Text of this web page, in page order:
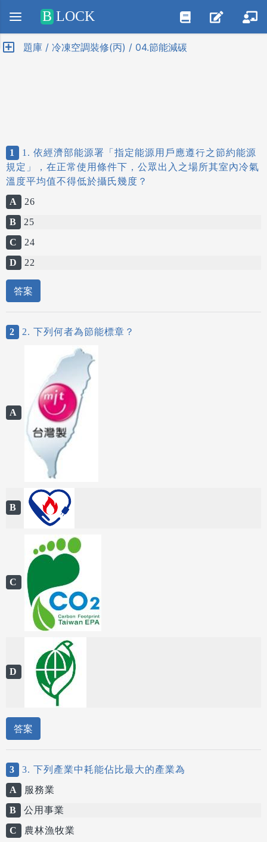
Positive SSL
B LOCK
題庫 / 冷凍空調裝修(丙) / 04.節能減碳
1
1. 依經濟部能源署「指定能源用戶應遵行之節約能源
規定」，在正常使用條件下，公眾出入之場所其室內冷氣
溫度平均值不得低於攝氏幾度？
A
26
B
25
C
24
D
22
答案
2 2. 下列何者為節能標章？
A
B
C
D
答案
3
3. 下列產業中耗能佔比最大的產業為
A
服務業
B
公用事業
C
農林漁牧業